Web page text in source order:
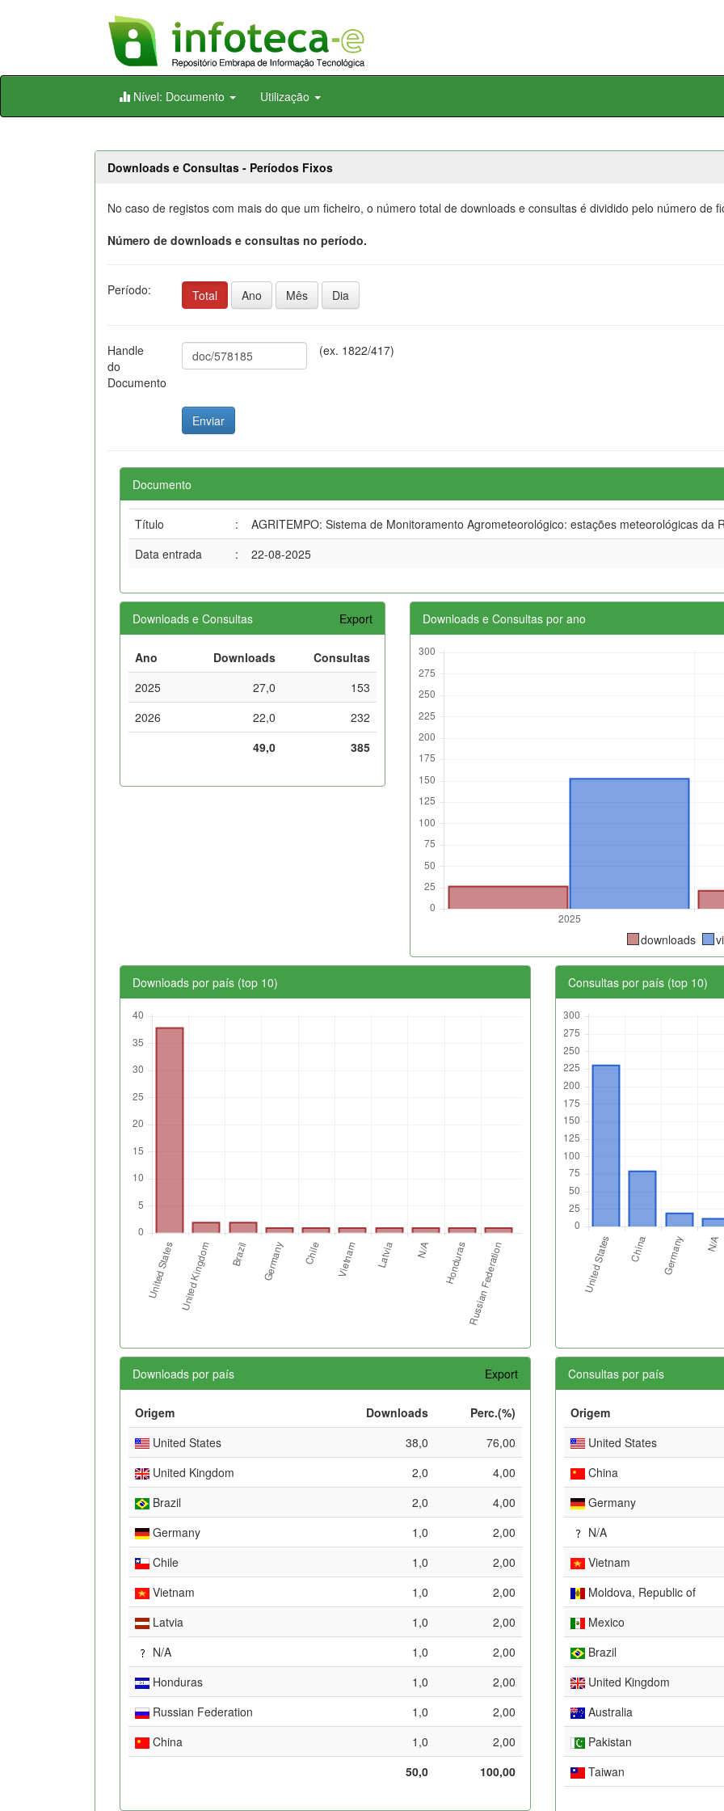
Skip
Nível: Documento Utilização
Downloads e Consultas - Períodos Fixos
No caso de registos com mais do que um ficheiro, o número total de downloads e consultas é dividido pelo número de
Número de downloads e consultas no período.
Período: Total Ano Mês Dia
Handle
do
Documento
(ex. 1822/417)
Documento
Título :
AGRITEMPO: Sistema de Monitoramento Agrometeorológico: estações meteorológicas da
Data entrada
: 22-08-2025
Downloads e Consultas Export
Ano Downloads
Consultas
2025
27,0
153
2026
22,0
232
49,0
385
Downloads e Consultas por ano
downloads
Downloads por país (top 10) Consultas por país (top 10)
Downloads por país Export
Origem Downloads
Perc.(%)
United States
38,0
76,00
United Kingdom
2,0
4,00
Brazil
2,0
4,00
Germany
1,0
2,00
Chile
1,0
2,00
Vietnam
1,0
2,00
Latvia
1,0
2,00
N/A
1,0
2,00
Honduras
1,0
2,00
Russian Federation
1,0
2,00
China
1,0
2,00
50,0
100,00
Consultas por país
Origem
United States
China
Germany
N/A
Vietnam
Moldova, Republic of
Mexico
Brazil
United Kingdom
Australia
Pakistan
Taiwan